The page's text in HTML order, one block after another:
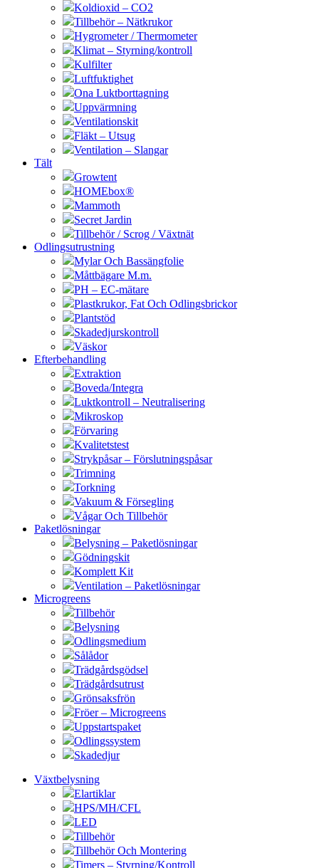
Koldioxid – CO2
Tillbehör – Nätkrukor
Hygrometer / Thermometer
Klimat – Styrning/kontroll
Kulfilter
Luftfuktighet
Ona Luktborttagning
Uppvärmning
Ventilationskit
Fläkt – Utsug
Ventilation – Slangar
Tält
Growtent
HOMEbox®
Mammoth
Secret Jardin
Tillbehör / Scrog / Växtnät
Odlingsutrustning
Mylar Och Bassängfolie
Måttbägare M.m.
PH – EC-mätare
Plastkrukor, Fat Och Odlingsbrickor
Plantstöd
Skadedjurskontroll
Väskor
Efterbehandling
Extraktion
Boveda/Integra
Luktkontroll – Neutralisering
Mikroskop
Förvaring
Kvalitetstest
Strykpåsar – Förslutningspåsar
Trimning
Torkning
Vakuum & Försegling
Vågar Och Tillbehör
Paketlösningar
Belysning – Paketlösningar
Gödningskit
Komplett Kit
Ventilation – Paketlösningar
Microgreens
Tillbehör
Belysning
Odlingsmedium
Sålådor
Trädgårdsgödsel
Trädgårdsutrust
Grönsaksfrön
Fröer – Microgreens
Uppstartspaket
Odlingssystem
Skadedjur
Växtbelysning
Elartiklar
HPS/MH/CFL
LED
Tillbehör
Tillbehör Och Montering
Timers – Styrning/Kontroll